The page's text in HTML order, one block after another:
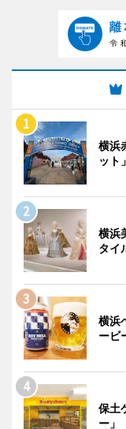
横浜
ッ
横浜
タイ
横浜
ービ
保土
ー」